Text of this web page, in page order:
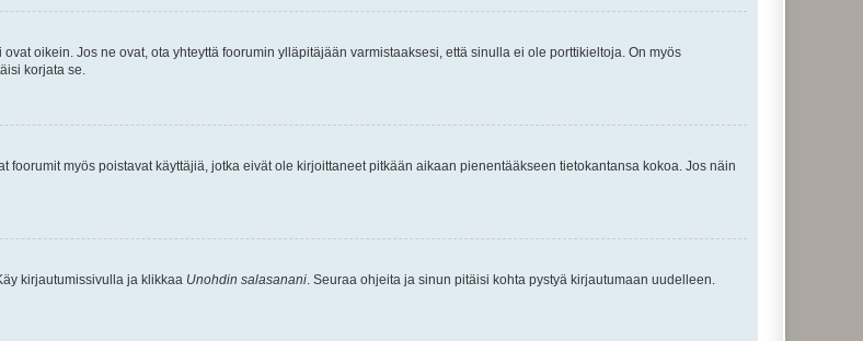
oikein. Jos ne ovat, ota yhteyttä foorumin ylläpitäjään varmistaaksesi, että sinulla ei ole porttikieltoja. On myös
korjata se.
myös poistavat käyttäjiä, jotka eivät ole kirjoittaneet pitkään aikaan pienentääkseen tietokantansa kokoa. Jos näin
kirjautumissivulla ja klikkaa Unohdin salasanani . Seuraa ohjeita ja sinun pitäisi kohta pystyä kirjautumaan uudelleen.